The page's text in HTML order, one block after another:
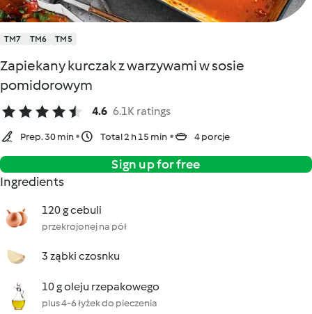
TM7 TM6 TM5
Zapiekany kurczak z warzywami w sosie
pomidorowym
4.6 6.1K ratings
Prep. 30 min Total 2 h 15 min 4 porcje
Sign up for free
Ingredients
120 g cebuli
przekrojonej na pół
3 ząbki czosnku
10 g oleju rzepakowego
plus 4-6 łyżek do pieczenia